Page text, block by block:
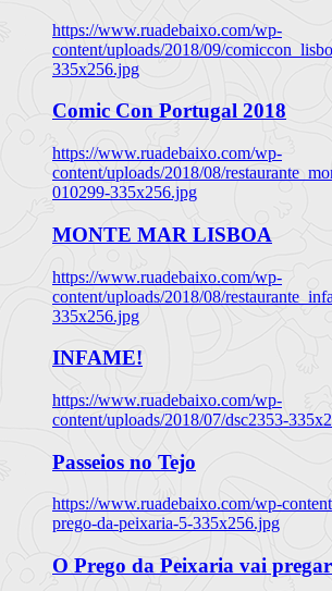
https://www.ruadebaixo.com/wp-
content/uploads/2018/09/
335x256.jpg
Comic Con Portugal 2018
https://www.ruadebaixo.com/wp-
content/uploads/2018/08/
010299-335x256.jpg
MONTE MAR LISBOA
https://www.ruadebaixo.com/wp-
content/uploads/2018/08/
335x256.jpg
INFAME!
https://www.ruadebaixo.com/wp-
content/uploads/2018/07/dsc2353-
Passeios no Tejo
https://www.ruadebaixo.com/wp-
prego-da-peixaria-5-335x256.jpg
O Prego da Peixaria vai